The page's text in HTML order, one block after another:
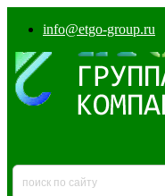
info@etgo-group.ru